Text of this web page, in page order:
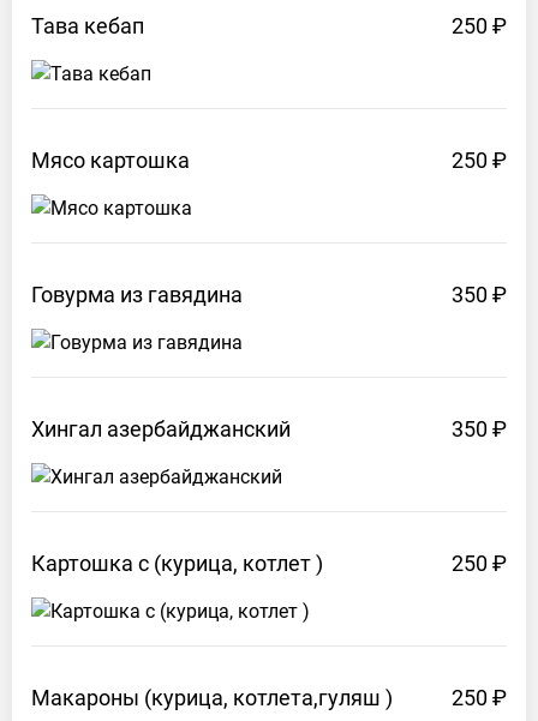
Тава кебап 250 ₽
Мясо картошка 250 ₽
Говурма из гавядина 350 ₽
Хингал азербайджанский 350 ₽
Картошка с (курица, котлет) 250 ₽
Макароны (курица, котлета,гуляш ) 250 ₽